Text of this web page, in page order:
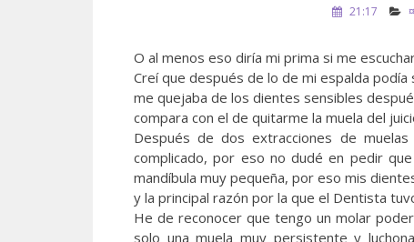
21:17
O al menos eso diría mi prima si me
Creí que después de lo de mi espalda
me quejaba de los dientes sensibles
compara con el de quitarme la muela del
Después de dos extracciones de
complicado, por eso no dudé en pedir
mandíbula muy pequeña, por eso mis
y la principal razón por la que el Dentista
He de reconocer que tengo un molar
solo una muela muy persistente y